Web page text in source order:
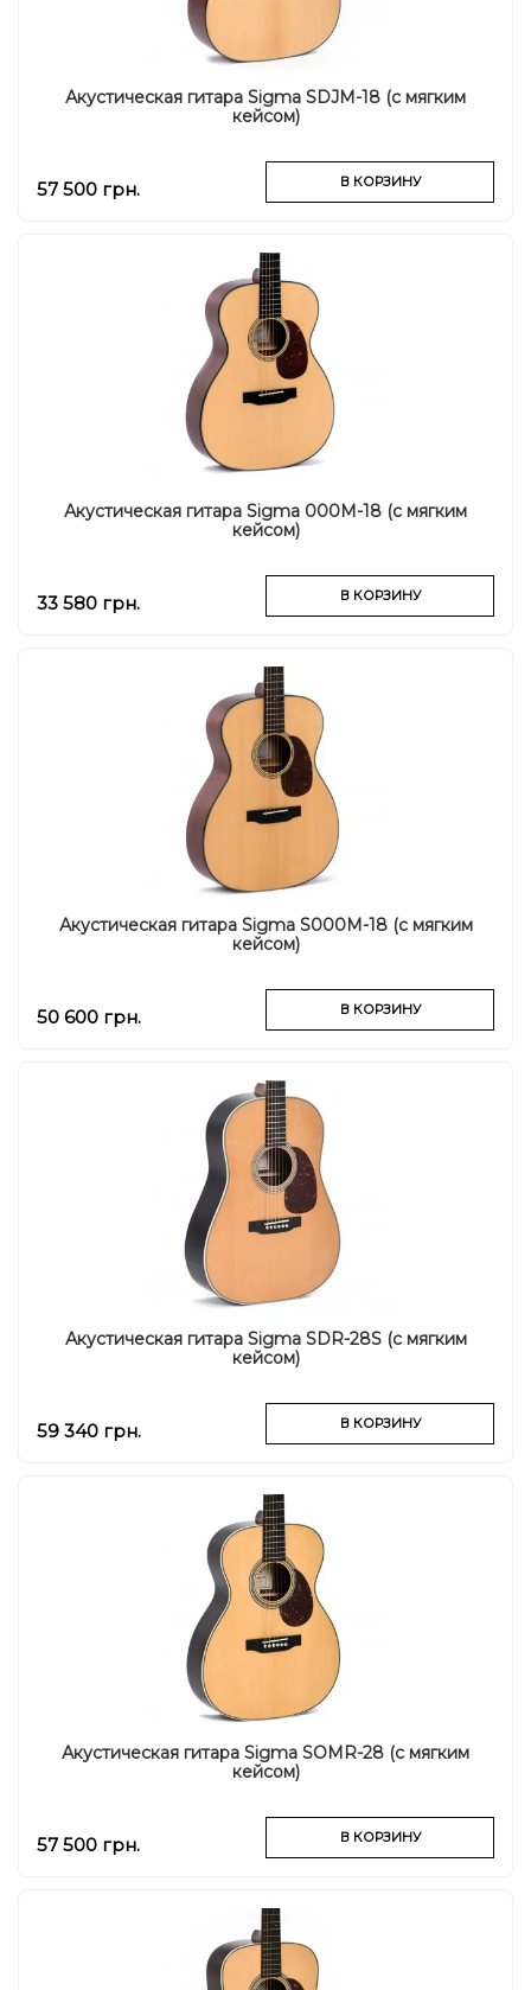
Акустическая гитара Sigma SDJM-18 (с мягким
кейсом)
57 500 грн. В КОРЗИНУ
Акустическая гитара Sigma 000M-18 (с мягким
кейсом)
33 580 грн. В КОРЗИНУ
Акустическая гитара Sigma S000M-18 (с мягким
кейсом)
50 600 грн. В КОРЗИНУ
Акустическая гитара Sigma SDR-28S (с мягким
кейсом)
59 340 грн. В КОРЗИНУ
Акустическая гитара Sigma SOMR-28 (с мягким
кейсом)
57 500 грн. В КОРЗИНУ